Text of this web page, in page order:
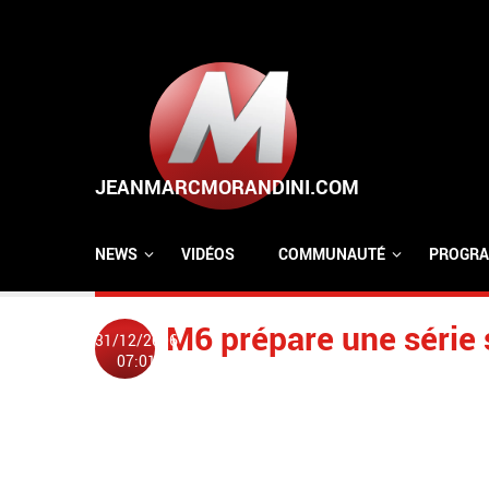
NEWS VIDÉOS COMMUNAUTÉ
31/12/2006
07:01
M6 prépare une